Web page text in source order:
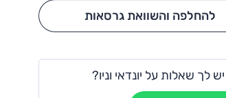
Hide config section
להחלפה והשוואת גרסאות
יש לך שאלות על יונדאי וניו?